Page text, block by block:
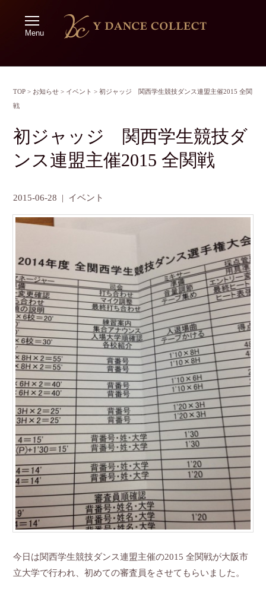
Menu
TOP > お知らせ > イベント >初ジャッジ 関西学生競技ダンス連盟主催2015 全関
戦
初ジャッジ 関西学生競技ダ
ンス連盟主催2015 全関戦
2015-06-28 | イベント
今日は関西学生競技ダンス連盟主催の2015 全関戦が大阪市
立大学で行われ、初めての審査員をさせてもらいました。